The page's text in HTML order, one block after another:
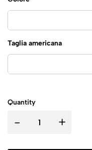
Taglia americana
Quantity
- +